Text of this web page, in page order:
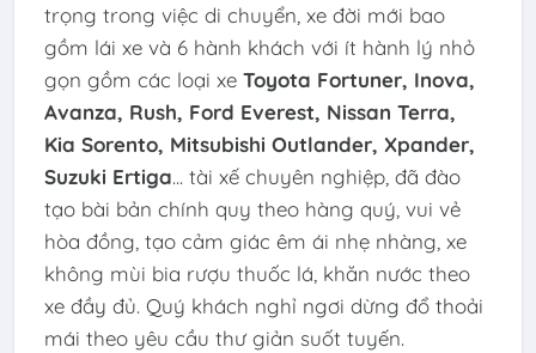
trọng trong việc di chuyển, xe đời mới bao
gồm lái xe và 6 hành khách với ít hành lý nhỏ
gọn gồm các loại xe Toyota Fortuner, Inova,
Avanza, Rush, Ford Everest, Nissan Terra,
Kia Sorento, Mitsubishi Outlander, Xpander,
Suzuki Ertiga... tài xế chuyên nghiệp, đã đào
tạo bài bản chính quy theo hàng quý, vui vẻ
hòa đồng, tạo cảm giác êm ái nhẹ nhàng, xe
không mùi bia rượu thuốc lá, khăn nước theo
xe đầy đủ. Quý khách nghỉ ngơi dừng đổ thoải
mái theo yêu cầu thư giản suốt tuyến.